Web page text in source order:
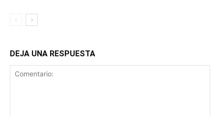
DEJA UNA RESPUESTA